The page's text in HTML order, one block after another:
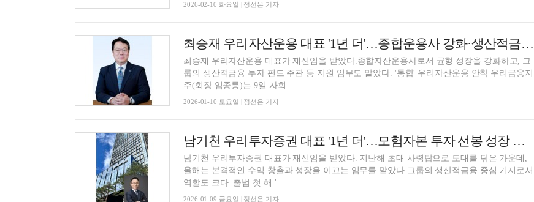
2026-02-10 화요일 | 정선은 기자
최승재 우리자산운용 대표 '1년 더'…종합운용사 강화·생산적금융 실행 임무 [우리금융 2026 자회사 CEO 인사]
최승재 우리자산운용 대표가 재신임을 받았다.종합자산운용사로서 균형 성장을 강화하고, 그
룹의 생산적금융 투자 펀드 주관 등 지원 임무도 맡았다. '통합' 우리자산운용 안착 우리금융지
주(회장 임종룡)는 9일 자회...
2026-01-10 토요일 | 정선은 기자
남기천 우리투자증권 대표 '1년 더'…모험자본 투자 선봉 성장 본격화 임무 [우리금융 2026 자회사 CEO 인사]
남기천 우리투자증권 대표가 재신임을 받았다. 지난해 초대 사령탑으로 토대를 닦은 가운데,
올해는 본격적인 수익 창출과 성장을 이끄는 임무를 맡았다.그룹의 생산적금융 중심 기지로서
역할도 크다. 출범 첫 해 '...
2026-01-09 금요일 | 정선은 기자